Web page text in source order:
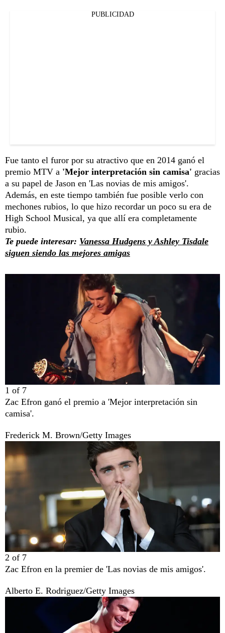
PUBLICIDAD
Fue tanto el furor por su atractivo que en 2014 ganó el
premio MTV a 'Mejor interpretación sin camisa' gracias
a su papel de Jason en 'Las novias de mis amigos'.
Además, en este tiempo también fue posible verlo con
mechones rubios, lo que hizo recordar un poco su era de
High School Musical, ya que allí era completamente
rubio.
Te puede interesar: Vanessa Hudgens y Ashley Tisdale
siguen siendo las mejores amigas
1 of 7
Zac Efron ganó el premio a 'Mejor interpretación sin
camisa'.
Frederick M. Brown/Getty Images
2 of 7
Zac Efron en la premier de 'Las novias de mis amigos'.
Alberto E. Rodriguez/Getty Images